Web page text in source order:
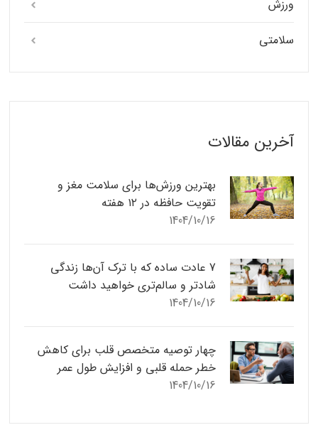
ورزش
سلامتی
آخرین مقالات
بهترین ورزش‌ها برای سلامت مغز و
تقویت حافظه در ۱۲ هفته
1404/10/16
7 عادت ساده که با ترک آن‌ها زندگی
شادتر و سالم‌تری خواهید داشت
1404/10/16
چهار توصیه متخصص قلب برای کاهش
خطر حمله قلبی و افزایش طول عمر
1404/10/16